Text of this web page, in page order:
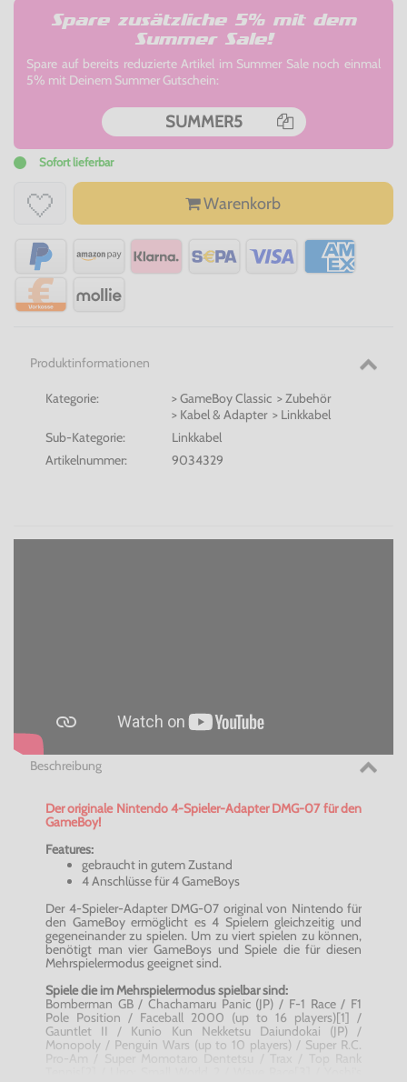
Spare zusätzliche 5% mit dem
Summer Sale!
Spare auf bereits reduzierte Artikel im Summer Sale noch einmal
5% mit Deinem Summer Gutschein:
SUMMER5
Sofort lieferbar
Warenkorb
Produktinformationen
Kategorie:
> GameBoy Classic > Zubehör
> Kabel & Adapter > Linkkabel
Sub-Kategorie:
Linkkabel
Artikelnummer:
9034329
Beschreibung
Der originale Nintendo 4-Spieler-Adapter DMG-07 für den
GameBoy!
Features:
gebraucht in gutem Zustand
4 Anschlüsse für 4 GameBoys
Der 4-Spieler-Adapter DMG-07 original von Nintendo für
den GameBoy ermöglicht es 4 Spielern gleichzeitig und
gegeneinander zu spielen. Um zu viert spielen zu können,
benötigt man vier GameBoys und Spiele die für diesen
Mehrspielermodus geeignet sind.
Spiele die im Mehrspielermodus spielbar sind:
Bomberman GB / Chachamaru Panic (JP) / F-1 Race / F1
Pole Position / Faceball 2000 (up to 16 players)[1] /
Gauntlet II / Kunio Kun Nekketsu Daiundokai (JP) /
Monopoly / Penguin Wars (up to 10 players) / Super R.C.
Pro-Am / Super Momotaro Dentetsu / Trax / Top Rank